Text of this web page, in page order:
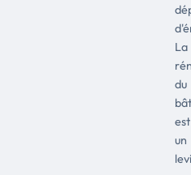
La
du
est
un